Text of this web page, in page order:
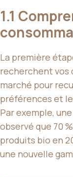
1.1
La première
recherchent vos
marché pour
préférences et
Par exemple,
observé que 70
produits bio en
une nouvelle